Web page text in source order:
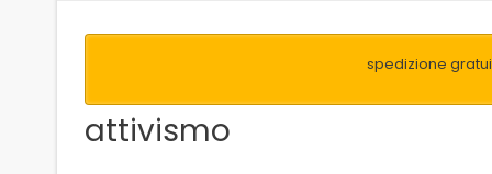
spedizione
attivismo